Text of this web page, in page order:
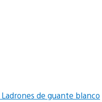
de guante blanco